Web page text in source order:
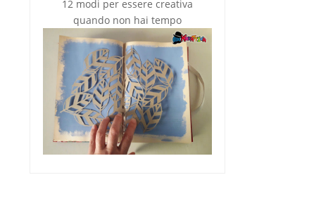
12 modi per essere creativa
quando non hai tempo